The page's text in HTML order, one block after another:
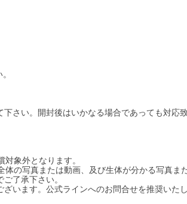
さい。開封後はいかなる場合であっても対応
象外となります。
の写真または動画、及び生体が分かる写真ま
了承下さい。
います。公式ラインへのお問合せを推奨いた